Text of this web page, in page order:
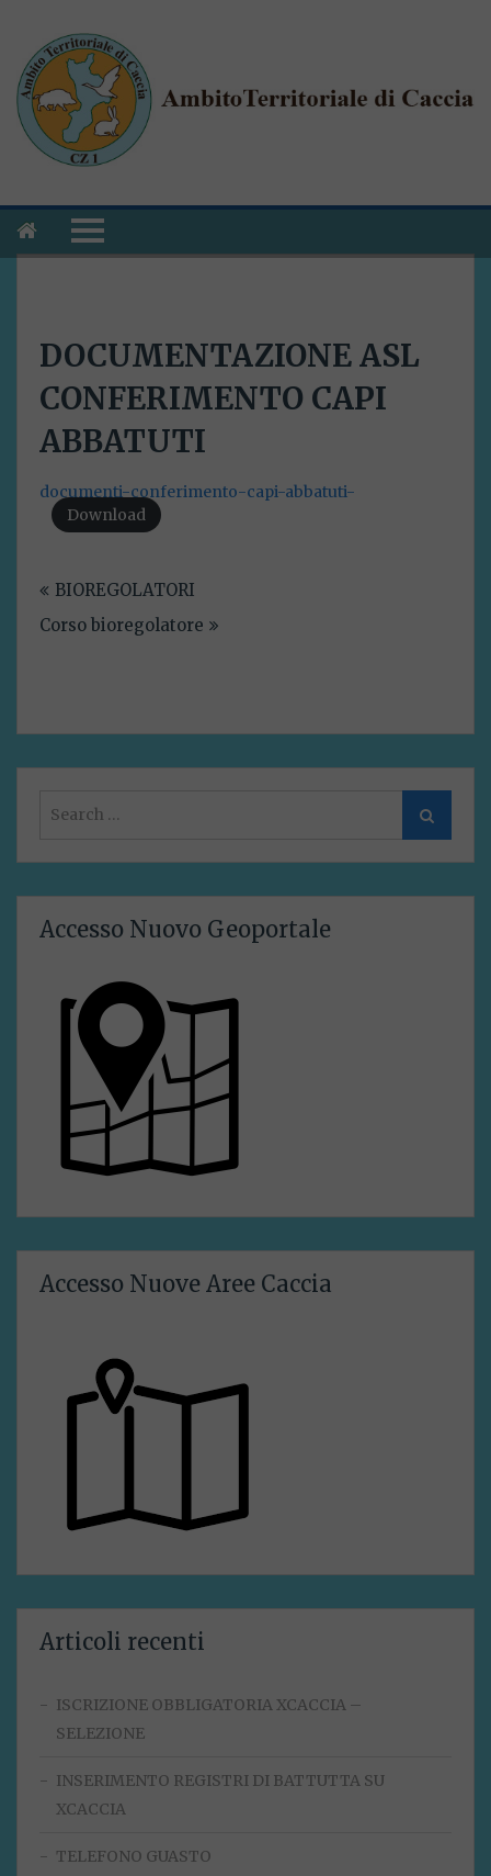
DOCUMENTAZIONE ASL
CONFERIMENTO CAPI
ABBATUTI
documenti-conferimento-capi-abbatuti-
Download
articoli
BIOREGOLATORI
Corso bioregolatore
for:
Search
Accesso Nuovo Geoportale
Accesso Nuove Aree Caccia
Articoli recenti
ISCRIZIONE OBBLIGATORIA XCACCIA –
SELEZIONE
INSERIMENTO REGISTRI DI BATTUTTA SU
XCACCIA
TELEFONO GUASTO